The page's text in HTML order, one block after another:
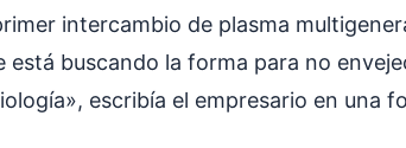
intercambio de plasma
está buscando la forma para no
escribía el empresario en una